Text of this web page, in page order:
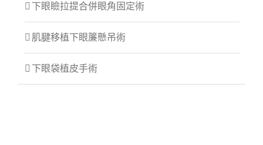
下眼瞼拉提合併眼角固定術
肌腱移植下眼簾懸吊術
下眼袋植皮手術